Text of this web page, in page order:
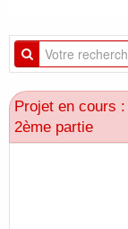
Projet en cours
2ème partie